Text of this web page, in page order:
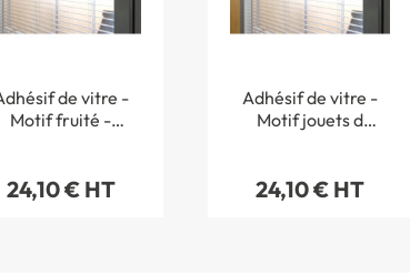
de vitre -
Motif fruité -
24,10 € HT
Adhésif de vitre -
Motif jouets d
24,10 € HT